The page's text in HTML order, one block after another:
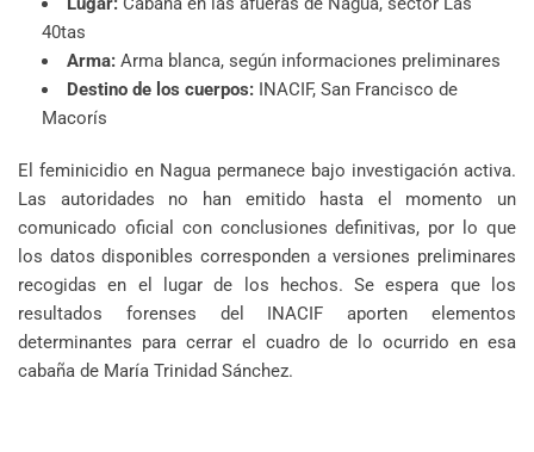
40tas
Arma: Arma blanca, según informaciones preliminares
Destino de los cuerpos: INACIF, San Francisco de
Macorís
El feminicidio en Nagua permanece bajo investigación activa.
Las autoridades no han emitido hasta el momento un
comunicado oficial con conclusiones definitivas, por lo que
los datos disponibles corresponden a versiones preliminares
recogidas en el lugar de los hechos. Se espera que los
resultados forenses del INACIF aporten elementos
determinantes para cerrar el cuadro de lo ocurrido en esa
cabaña de María Trinidad Sánchez.